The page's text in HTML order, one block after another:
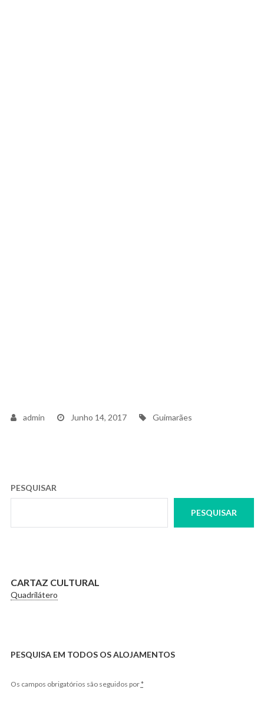
admin Junho 14, 2017 Tags
Guimarães
PESQUISAR
PESQUISAR
CARTAZ CULTURAL
Quadrilátero
PESQUISA EM TODOS OS ALOJAMENTOS
Os campos obrigatórios são seguidos por*